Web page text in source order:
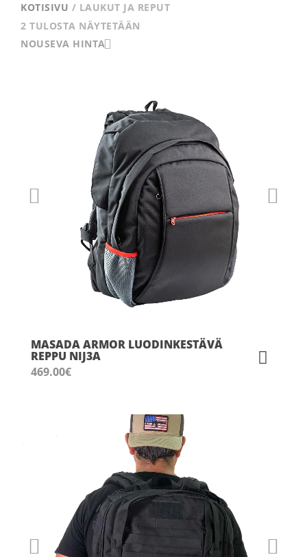
KOTISIVU / LAUKUT JA REPUT
2 TULOSTA NÄYTETÄÄN
NOUSEVA HINTA
MASADA ARMOR LUODINKESTÄVÄ
REPPU NIJ3A
469.00€